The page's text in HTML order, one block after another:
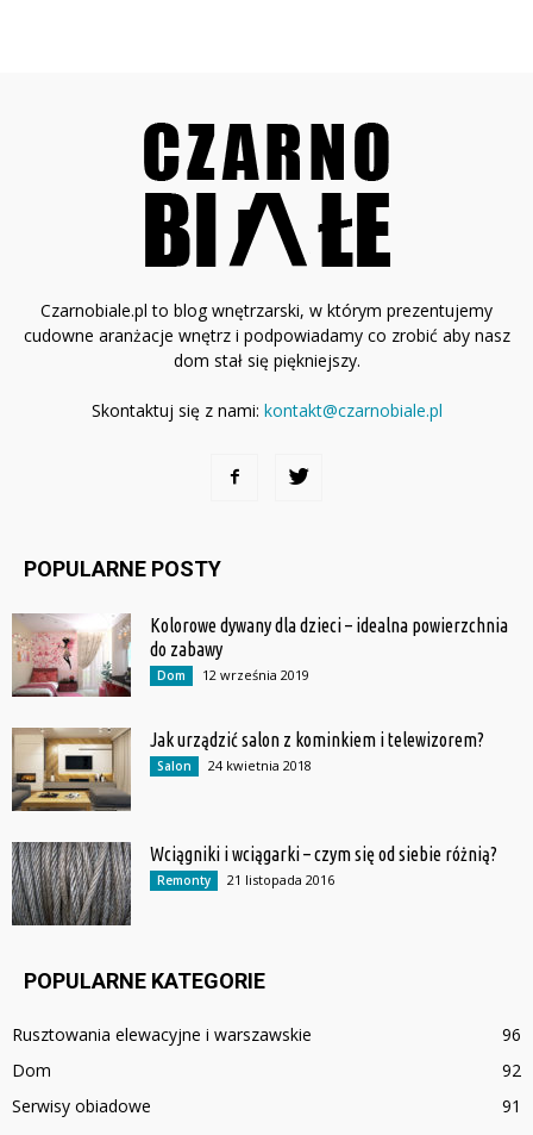
Czarnobiale.pl to blog wnętrzarski, w którym prezentujemy
cudowne aranżacje wnętrz i podpowiadamy co zrobić aby nasz
dom stał się piękniejszy.
Skontaktuj się z nami: kontakt@czarnobiale.pl
POPULARNE POSTY
Kolorowe dywany dla dzieci – idealna powierzchnia
do zabawy
Dom 12 września 2019
Jak urządzić salon z kominkiem i telewizorem?
Salon 24 kwietnia 2018
Wciągniki i wciągarki – czym się od siebie różnią?
Remonty 21 listopada 2016
POPULARNE KATEGORIE
Rusztowania elewacyjne i warszawskie
96
Dom
92
Serwisy obiadowe
91